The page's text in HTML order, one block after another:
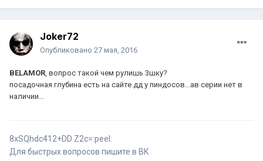
Joker72
Опубликовано 27 мая, 2016
BELAMOR, вопрос такой чем рулишь 3шку?
посадочная глубина есть на сайте дд у пиндосов...ав серии нет в
наличии...
8хSQhdc412+DD Z2c=:peel:
Для быстрых вопросов пишите в ВК